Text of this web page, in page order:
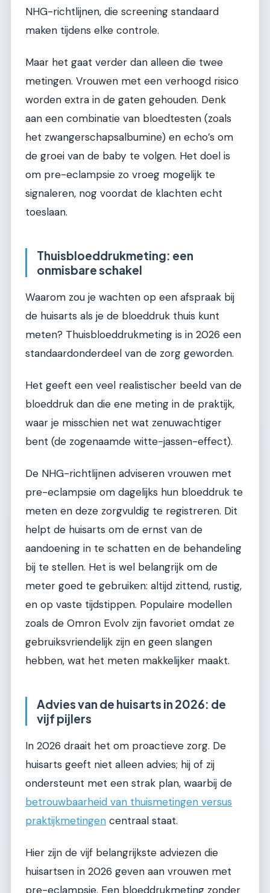
NHG-richtlijnen, die screening standaard
maken tijdens elke controle.
Maar het gaat verder dan alleen die twee
metingen. Vrouwen met een verhoogd risico
worden extra in de gaten gehouden. Denk
aan een combinatie van bloedtesten (zoals
het zwangerschapsalbumine) en echo’s om
de groei van de baby te volgen. Het doel is
om pre-eclampsie zo vroeg mogelijk te
signaleren, nog voordat de klachten echt
toeslaan.
Thuisbloeddrukmeting: een
onmisbare schakel
Waarom zou je wachten op een afspraak bij
de huisarts als je de bloeddruk thuis kunt
meten? Thuisbloeddrukmeting is in 2026 een
standaardonderdeel van de zorg geworden.
Het geeft een veel realistischer beeld van de
bloeddruk dan die ene meting in de praktijk,
waar je misschien net wat zenuwachtiger
bent (de zogenaamde witte-jassen-effect).
De NHG-richtlijnen adviseren vrouwen met
pre-eclampsie om dagelijks hun bloeddruk te
meten en deze zorgvuldig te registreren. Dit
helpt de huisarts om de ernst van de
aandoening in te schatten en de behandeling
bij te stellen. Het is wel belangrijk om de
meter goed te gebruiken: altijd zittend, rustig,
en op vaste tijdstippen. Populaire modellen
zoals de Omron Evolv zijn favoriet omdat ze
gebruiksvriendelijk zijn en geen slangen
hebben, wat het meten makkelijker maakt.
Advies van de huisarts in 2026: de
vijf pijlers
In 2026 draait het om proactieve zorg. De
huisarts geeft niet alleen advies; hij of zij
ondersteunt met een strak plan, waarbij de
betrouwbaarheid van thuismetingen versus
praktijkmetingen centraal staat.
Hier zijn de vijf belangrijkste adviezen die
huisartsen in 2026 geven aan vrouwen met
pre-eclampsie. Een bloeddrukmeting zonder